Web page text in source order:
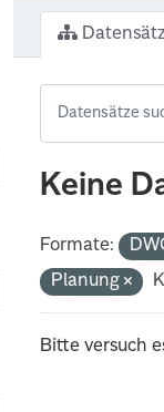
Keine
Formate:
Planung
Bitte versuch